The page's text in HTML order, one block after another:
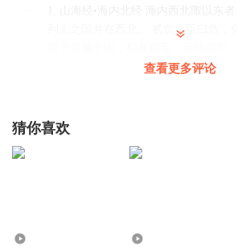
列人之国并在西北。 贰负之臣曰危，
西北。 有人曰大行伯，把戈。其东
寿千岁。 鬼国在贰负之尸北，为物
2. 穷奇状如虎，有翼，食人从首始
查看更多评论
猜你喜欢